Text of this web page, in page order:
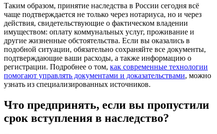
Таким образом, принятие наследства в России сегодня всё
чаще подтверждается не только через нотариуса, но и через
действия, свидетельствующие о фактическом владении
имуществом: оплату коммунальных услуг, проживание и
другие жизненные обстоятельства. Если вы оказались в
подобной ситуации, обязательно сохраняйте все документы,
подтверждающие ваши расходы, а также информацию о
регистрации. Подробнее о том, как современные технологии
помогают управлять документами и доказательствами, можно
узнать из специализированных источников.
Что предпринять, если вы пропустили
срок вступления в наследство?